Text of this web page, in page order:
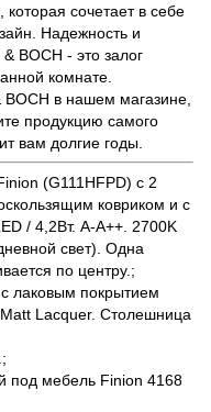
сочетает в себе
Надежность и
BOCH - это залог
комнате.
в нашем магазине,
продукцию самого
вам долгие годы.
(G111HFPD) с 2
ковриком и с
/ 4,2Вт. A-A++. 2700K
свет). Одна
по центру.;
лаковым покрытием
Lacquer. Столешница
под мебель Finion 4168